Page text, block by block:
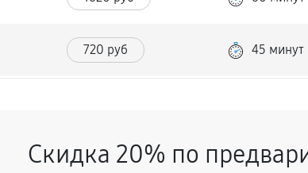
720 руб 45 минут
900 руб 40 минут
Скидка 20% по